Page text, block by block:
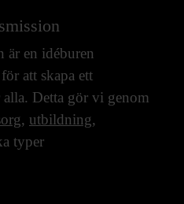
är en idéburen
att skapa ett
Detta gör vi genom
, utbildning,
typer